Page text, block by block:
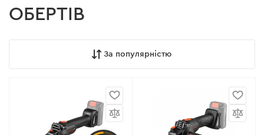
ОБЕРТІВ
За популярністю